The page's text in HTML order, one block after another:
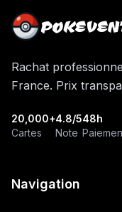
Rachat
France. Prix
20,000+
Cartes
4.8/5
Note
48h
Navigation